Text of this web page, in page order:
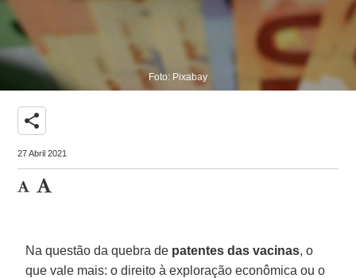
Foto: Pixabay
share
27 Abril 2021
Na questão da quebra de patentes das vacinas, o
que vale mais: o direito à exploração econômica ou o